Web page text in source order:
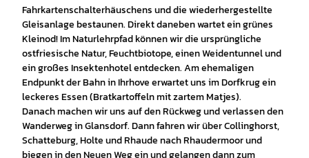
Fahrkartenschalterhäuschens und die wiederhergestellte
Gleisanlage bestaunen. Direkt daneben wartet ein grünes
Kleinod! Im Naturlehrpfad können wir die ursprüngliche
ostfriesische Natur, Feuchtbiotope, einen Weidentunnel und
ein großes Insektenhotel entdecken. Am ehemaligen
Endpunkt der Bahn in Ihrhove erwartet uns im Dorfkrug ein
leckeres Essen (Bratkartoffeln mit zartem Matjes).
Danach machen wir uns auf den Rückweg und verlassen den
Wanderweg in Glansdorf. Dann fahren wir über Collinghorst,
Schatteburg, Holte und Rhaude nach Rhaudermoor und
biegen in den Neuen Weg ein und gelangen dann zum